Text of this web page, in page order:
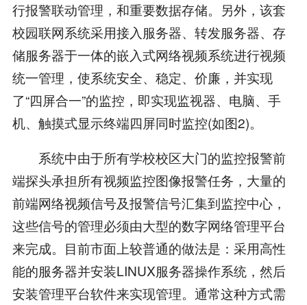
行报警联动管理，和重要数据存储。另外，该套
校园联网系统采用接入服务器、转发服务器、存
储服务器于一体的嵌入式网络视频系统进行视频
统一管理，使系统安全、稳定、价廉，并实现
了“四屏合一”的监控，即实现监视器、电脑、手
机、触摸式显示终端四屏同时监控(如图2)。
系统中由于所有学校校区大门的监控报警前
端探头承担所有视频监控图像报警任务，大量的
前端网络视频信号及报警信号汇集到监控中心，
这些信号的管理必须由大型的数字网络管理平台
来完成。目前市面上较普通的做法是：采用高性
能的服务器并安装LINUX服务器操作系统，然后
安装管理平台软件来实现管理。通常这种方式需